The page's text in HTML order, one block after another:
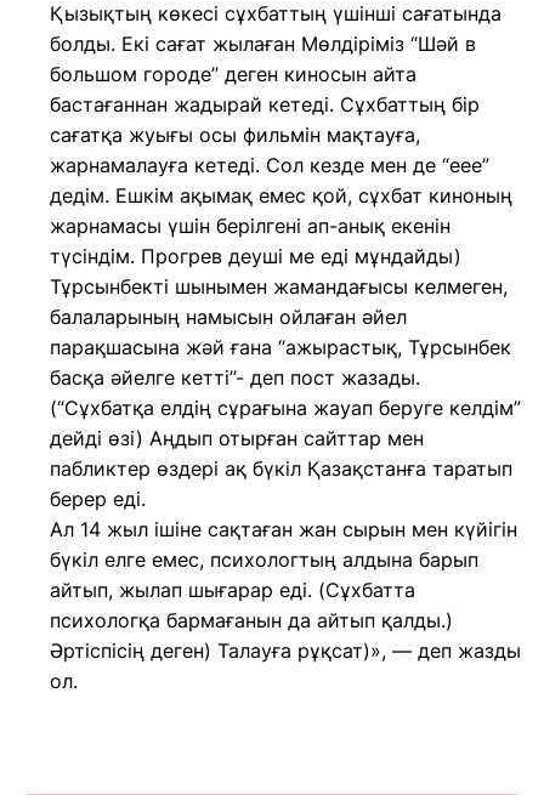
Қызықтың көкесі сұхбаттың үшінші сағатында
болды. Екі сағат жылаған Мөлдіріміз “Шәй в
большом городе” деген киносын айта
бастағаннан жадырай кетеді. Сұхбаттың бір
сағатқа жуығы осы фильмін мақтауға,
жарнамалауға кетеді. Сол кезде мен де “еее”
дедім. Ешкім ақымақ емес қой, сұхбат киноның
жарнамасы үшін берілгені ап-анық екенін
түсіндім. Прогрев деуші ме еді мұндайды)
Тұрсынбекті шынымен жамандағысы келмеген,
балаларының намысын ойлаған әйел
парақшасына жәй ғана “ажырастық, Тұрсынбек
басқа әйелге кетті”- деп пост жазады.
(“Сұхбатқа елдің сұрағына жауап беруге келдім”
дейді өзі) Аңдып отырған сайттар мен
пабликтер өздері ақ бүкіл Қазақстанға таратып
берер еді.
Ал 14 жыл ішіне сақтаған жан сырын мен күйігін
бүкіл елге емес, психологтың алдына барып
айтып, жылап шығарар еді. (Сұхбатта
психологқа бармағанын да айтып қалды.)
Әртіспісің деген) Талауға рұқсат)», — деп жазды
ол.